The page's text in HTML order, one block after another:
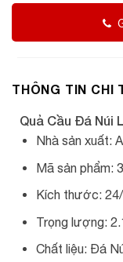
THÔNG TIN CHI
Quả Cầu Đá Núi
Nhà sản xuất:
Mã sản phẩm:
Kích thước:
Trọng lượng:
Chất liệu: Đá